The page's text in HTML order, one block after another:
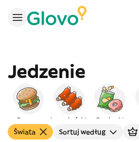
Jedzenie
Burgery Amerykańskie Przekąski
Świata Sortuj według